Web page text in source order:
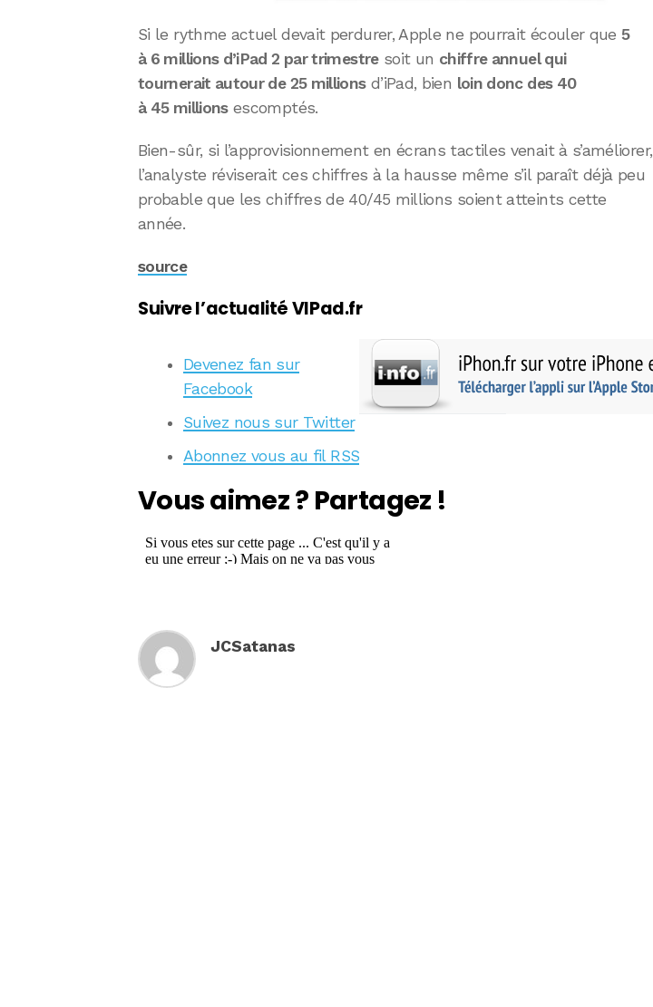
Si le rythme actuel devait perdurer, Apple ne pourrait écouler que5
à 6 millions d’iPad 2 par trimestresoit un chiffre annuel qui
tournerait autour de 25 millionsd’iPad, bien loin donc des 40
à 45 millionsescomptés.
Bien-sûr, si l’approvisionnement en écrans tactiles venait à s’améliorer,
l’analyste réviserait ces chiffres à la hausse même s’il paraît déjà peu
probable que les chiffres de 40/45 millions soient atteints cette
année.
source
Suivre l’actualité VIPad.fr
Devenez fan sur
Facebook
Suivez nous sur Twitter
Abonnez vous au fil RSS
Vous aimez ? Partagez !
JCSatanas